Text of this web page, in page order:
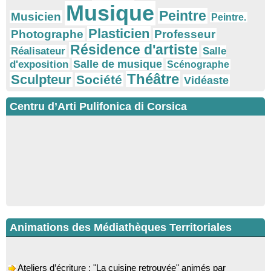
Musicien Musique Peintre Peintre.
Photographe Plasticien Professeur
Réalisateur Résidence d'artiste Salle
d'exposition Salle de musique Scénographe
Sculpteur Société Théâtre Vidéaste
Centru d’Arti Pulifonica di Corsica
Animations des Médiathèques Territoriales